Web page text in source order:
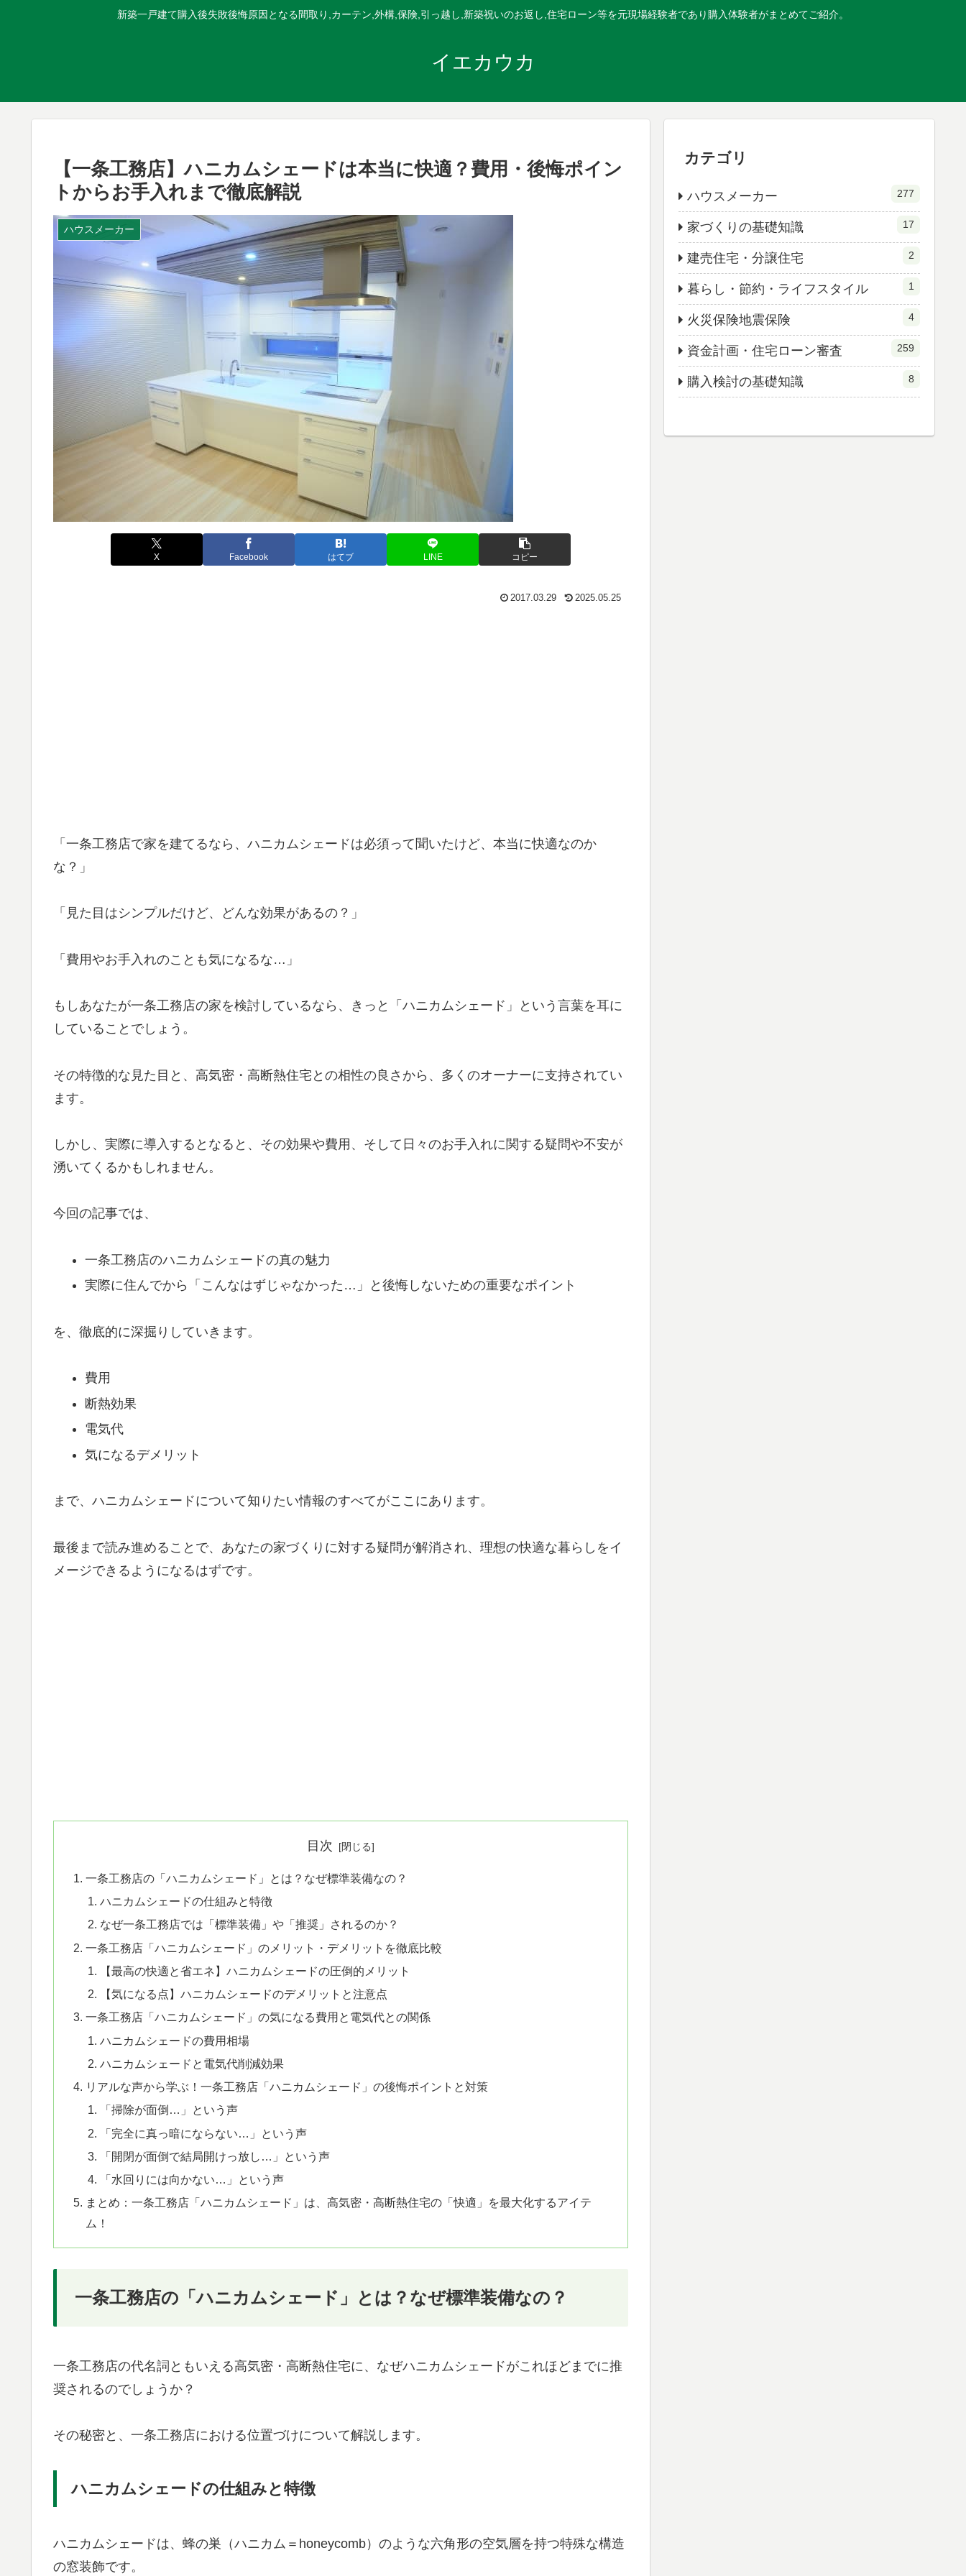
新築一戸建て購入後失敗後悔原因となる間取り,カーテン,外構,保険,引っ越し,新築祝いのお返し,住宅ローン等を元現場経験者であり購入体験者がまとめてご紹介。
イエカウカ
【一条工務店】ハニカムシェードは本当に快適？費用・後悔ポイン
トからお手入れまで徹底解説
ハウスメーカー
X Facebook はてブ LINE コピー
2017.03.29 2025.05.25
「一条工務店で家を建てるなら、ハニカムシェードは必須って聞いたけど、本当に快適なのか
な？」
「見た目はシンプルだけど、どんな効果があるの？」
「費用やお手入れのことも気になるな…」
もしあなたが一条工務店の家を検討しているなら、きっと「ハニカムシェード」という言葉を耳に
していることでしょう。
その特徴的な見た目と、高気密・高断熱住宅との相性の良さから、多くのオーナーに支持されてい
ます。
しかし、実際に導入するとなると、その効果や費用、そして日々のお手入れに関する疑問や不安が
湧いてくるかもしれません。
今回の記事では、
一条工務店のハニカムシェードの真の魅力
実際に住んでから「こんなはずじゃなかった…」と後悔しないための重要なポイント
を、徹底的に深掘りしていきます。
費用
断熱効果
電気代
気になるデメリット
まで、ハニカムシェードについて知りたい情報のすべてがここにあります。
最後まで読み進めることで、あなたの家づくりに対する疑問が解消され、理想の快適な暮らしをイ
メージできるようになるはずです。
目次
一条工務店の「ハニカムシェード」とは？なぜ標準装備なの？
ハニカムシェードの仕組みと特徴
なぜ一条工務店では「標準装備」や「推奨」されるのか？
一条工務店「ハニカムシェード」のメリット・デメリットを徹底比較
【最高の快適と省エネ】ハニカムシェードの圧倒的メリット
【気になる点】ハニカムシェードのデメリットと注意点
一条工務店「ハニカムシェード」の気になる費用と電気代との関係
ハニカムシェードの費用相場
ハニカムシェードと電気代削減効果
リアルな声から学ぶ！一条工務店「ハニカムシェード」の後悔ポイントと対策
「掃除が面倒…」という声
「完全に真っ暗にならない…」という声
「開閉が面倒で結局開けっ放し…」という声
「水回りには向かない…」という声
まとめ：一条工務店「ハニカムシェード」は、高気密・高断熱住宅の「快適」を最大化するアイテ
ム！
一条工務店の「ハニカムシェード」とは？なぜ標準装備なの？
一条工務店の代名詞ともいえる高気密・高断熱住宅に、なぜハニカムシェードがこれほどまでに推
奨されるのでしょうか？
その秘密と、一条工務店における位置づけについて解説します。
ハニカムシェードの仕組みと特徴
ハニカムシェードは、蜂の巣（ハニカム＝honeycomb）のような六角形の空気層を持つ特殊な構造
の窓装飾です。
カテゴリ
ハウスメーカー 277
家づくりの基礎知識 17
建売住宅・分譲住宅 2
暮らし・節約・ライフスタイル 1
火災保険地震保険 4
資金計画・住宅ローン審査 259
購入検討の基礎知識 8